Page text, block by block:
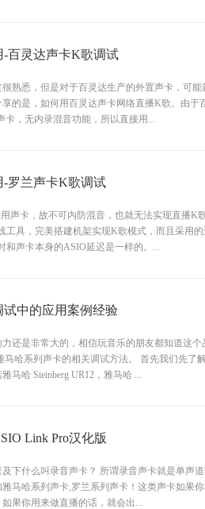
-百灵达声卡K歌调试
熟悉，但是对于百灵达生产的外置声卡，可能
的是，如何用百灵达声卡网络直播K歌。由于
，无内录混音功能，所以直接用...
-罗兰声卡K歌调试
声卡，故不可内防混音，也就无法实现直播K
工具，完美搭建机架实现K歌模式，而且采用的
和声卡本身的ASIO延迟是一样的。...
中的应用案例经验
还是非常大的，相信玩音乐的朋友都知道这个
马哈系列声卡的相关调试方法。 首先我们先了
马哈 Steinberg UR12，雅马哈 ...
Link Pro汉化版
下什么叫录音声卡？ 所谓录音声卡就是单声
马哈系列声卡,罗兰系列声卡！这类声卡如果
果你用来做直播的话，就会出...